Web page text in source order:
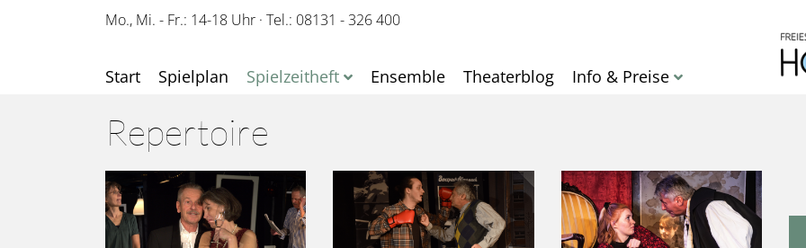
Mo., Mi. - Fr.: 14-18 Uhr · Tel.: 08131 - 326 400
Start Spielplan Spielzeitheft Ensemble Theaterblog Info & Preise
Repertoire